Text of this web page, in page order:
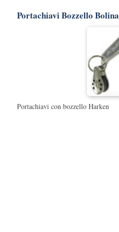
Portachiavi Bozzello Bolina
Portachiavi con bozzello Harken